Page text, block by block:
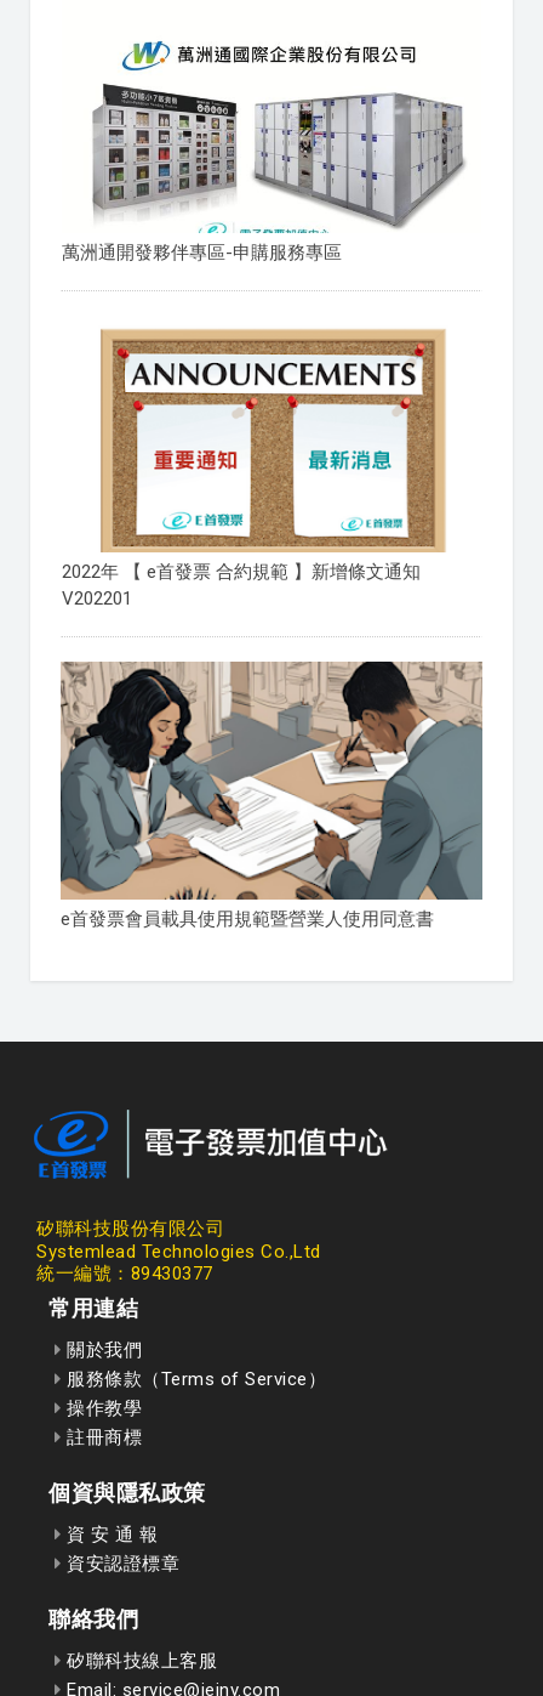
萬洲通開發夥伴專區-申購服務專區
2022年 【 e首發票 合約規範 】新增條文通知
V202201
e首發票會員載具使用規範暨營業人使用同意書
矽聯科技股份有限公司
Systemlead Technologies Co.,Ltd
統一編號：89430377
常用連結
關於我們
服務條款（Terms of Service）
操作教學
註冊商標
個資與隱私政策
資 安 通 報
資安認證標章
聯絡我們
矽聯科技線上客服
Email: service@ieinv.com